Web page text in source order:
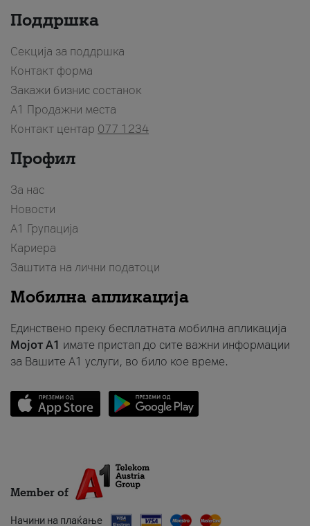
Поддршка
Секција за поддршка
Контакт форма
Закажи бизнис состанок
A1 Продажни места
Контакт центар 077 1234
Профил
За нас
Новости
А1 Групација
Кариера
Заштита на лични податоци
Мобилна апликација
Единствено преку бесплатната мобилна апликација
Мојот A1 имате пристап до сите важни информации
за Вашите A1 услуги, во било кое време.
Member of
Начини на плаќање